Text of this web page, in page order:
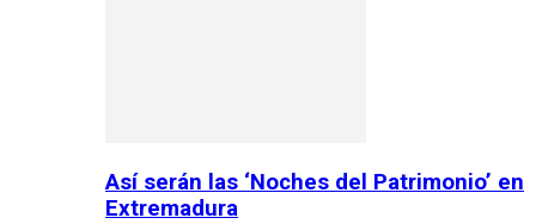
Así serán las ‘Noches del Patrimonio’ en
Extremadura